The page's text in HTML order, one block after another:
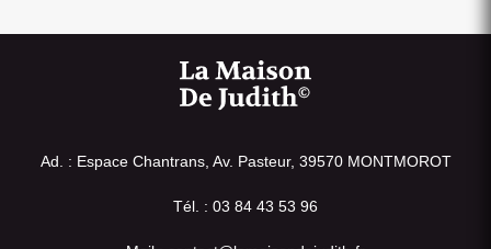
Ad. : Espace Chantrans, Av. Pasteur, 39570 MONTMOROT
Tél. : 03 84 43 53 96